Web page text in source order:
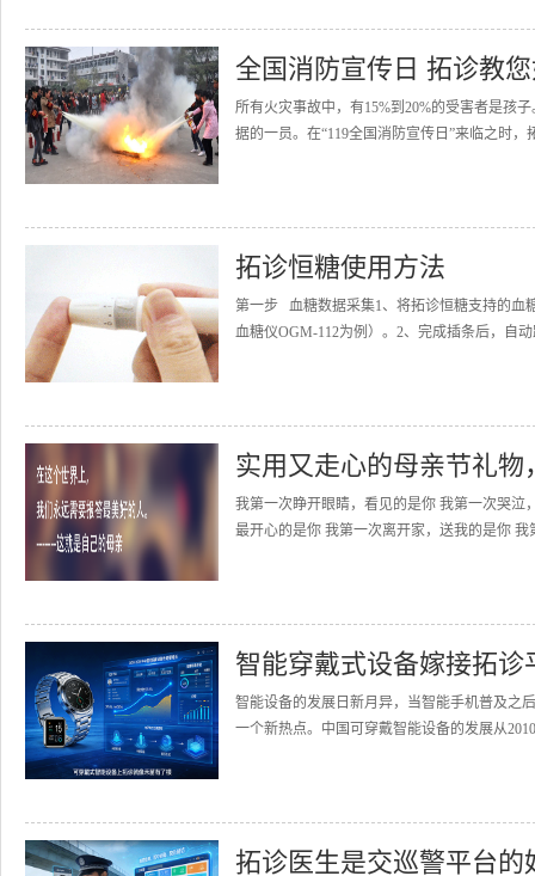
全国消防宣传日 拓诊教
所有火灾事故中，有15%到20%的受害者是孩
据的一员。在“119全国消防宣传日”来临之时
拓诊恒糖使用方法
第一步 血糖数据采集1、将拓诊恒糖支持的血
血糖仪OGM-112为例）。2、完成插条后，自
实用又走心的母亲节礼
我第一次睁开眼睛，看见的是你 我第一次哭泣
最开心的是你 我第一次离开家，送我的是你
智能穿戴式设备嫁接拓
智能设备的发展日新月异，当智能手机普及之
一个新热点。中国可穿戴智能设备的发展从
拓诊医生是交巡警平台的